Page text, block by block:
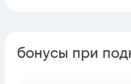
бонусы при